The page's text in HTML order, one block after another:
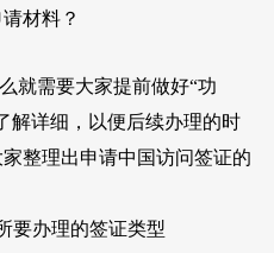
材料？
就需要大家提前做好“功
解详细，以便后续办理的时
整理出申请中国访问签证的
要办理的签证类型